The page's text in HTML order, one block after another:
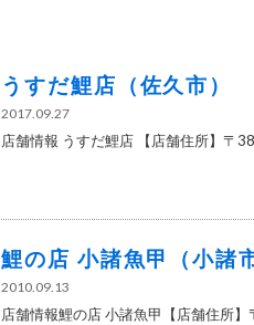
うすだ鯉店（佐久市）
2017.09.27
店舗情報 うすだ鯉店 【店舗住所】〒
鯉の店 小諸魚甲（小諸
2010.09.13
店舗情報鯉の店 小諸魚甲【店舗住所